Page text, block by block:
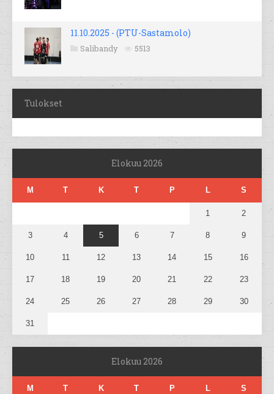
11.10.2025 - (PTU-Sastamolo)
Salibandy 5513
Tulokset
Elokuu 2026
M T K T P L S
1 2
3 4 5 6 7 8 9
10 11 12 13 14 15 16
17 18 19 20 21 22 23
24 25 26 27 28 29 30
31
Elokuu 2026
M T K T P L S